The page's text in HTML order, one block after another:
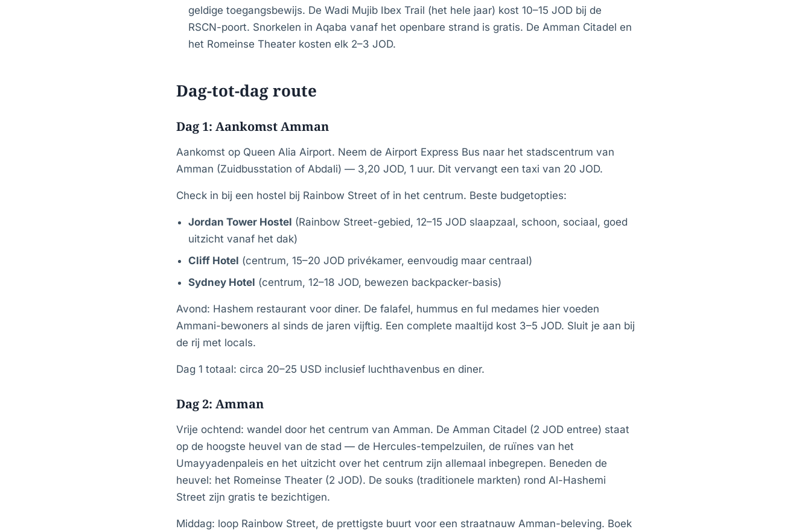
geldige toegangsbewijs. De Wadi Mujib Ibex Trail (het hele jaar) kost 10–15 JOD bij de
RSCN-poort. Snorkelen in Aqaba vanaf het openbare strand is gratis. De Amman Citadel en
het Romeinse Theater kosten elk 2–3 JOD.
Dag-tot-dag route
Dag 1: Aankomst Amman
Aankomst op Queen Alia Airport. Neem de Airport Express Bus naar het stadscentrum van
Amman (Zuidbusstation of Abdali) — 3,20 JOD, 1 uur. Dit vervangt een taxi van 20 JOD.
Check in bij een hostel bij Rainbow Street of in het centrum. Beste budgetopties:
Jordan Tower Hostel (Rainbow Street-gebied, 12–15 JOD slaapzaal, schoon, sociaal, goed
uitzicht vanaf het dak)
Cliff Hotel (centrum, 15–20 JOD privékamer, eenvoudig maar centraal)
Sydney Hotel (centrum, 12–18 JOD, bewezen backpacker-basis)
Avond: Hashem restaurant voor diner. De falafel, hummus en ful medames hier voeden
Ammani-bewoners al sinds de jaren vijftig. Een complete maaltijd kost 3–5 JOD. Sluit je aan bij
de rij met locals.
Dag 1 totaal: circa 20–25 USD inclusief luchthavenbus en diner.
Dag 2: Amman
Vrije ochtend: wandel door het centrum van Amman. De Amman Citadel (2 JOD entree) staat
op de hoogste heuvel van de stad — de Hercules-tempelzuilen, de ruïnes van het
Umayyadenpaleis en het uitzicht over het centrum zijn allemaal inbegrepen. Beneden de
heuvel: het Romeinse Theater (2 JOD). De souks (traditionele markten) rond Al-Hashemi
Street zijn gratis te bezichtigen.
Middag: loop Rainbow Street, de prettigste buurt voor een straatnauw Amman-beleving. Boek